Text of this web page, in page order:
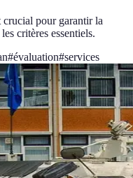
crucial pour garantir la
critères essentiels.
#évaluation#services